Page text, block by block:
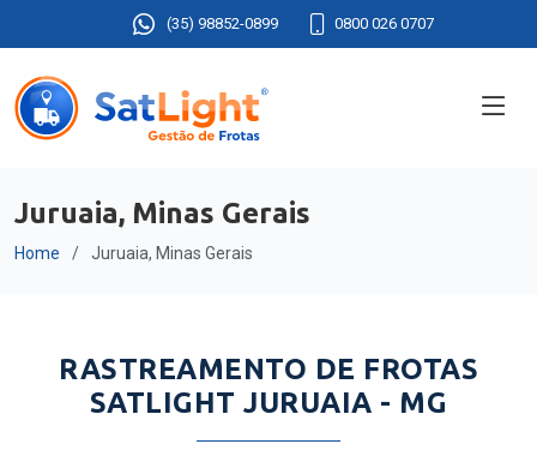
(35) 98852-0899 0800 026 0707
Juruaia, Minas Gerais
Home Juruaia, Minas Gerais
RASTREAMENTO DE FROTAS
SATLIGHT JURUAIA - MG